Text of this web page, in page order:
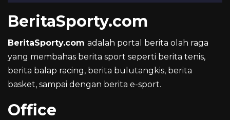
BeritaSporty.com
BeritaSporty.com adalah portal berita olah raga
yang membahas berita sport seperti berita tenis,
berita balap racing, berita bulutangkis, berita
basket, sampai dengan berita e-sport.
Office